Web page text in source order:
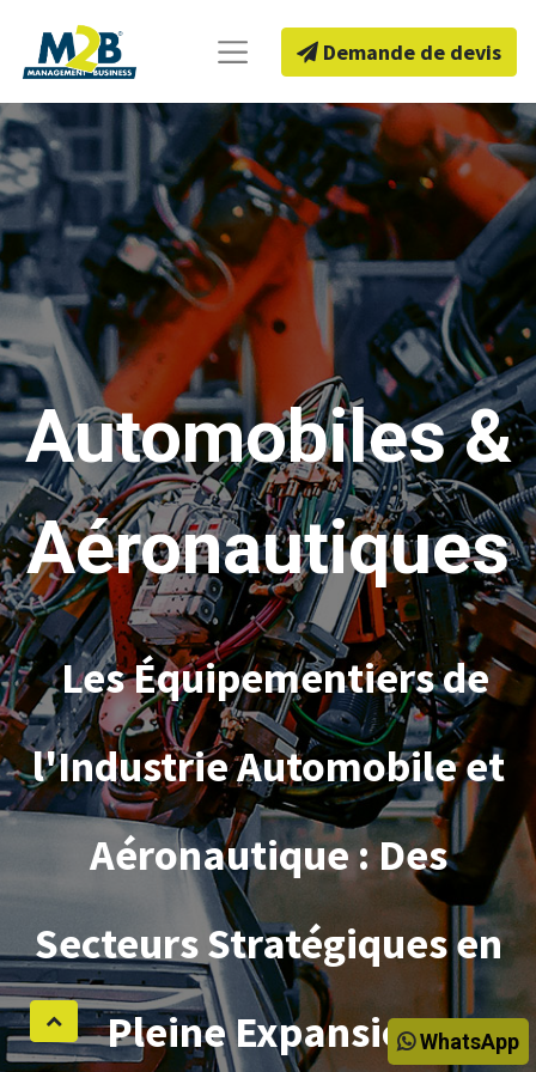
Demande de devis
Automobiles &
Aéronautiques
Les Équipementiers de
l'Industrie Automobile et
Aéronautique : Des
Secteurs Stratégiques en
Pleine ExpansionWhatsApp